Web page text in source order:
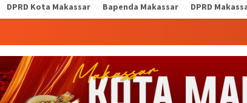
DPRD Kota Makassar Bapenda Makassar DPRD